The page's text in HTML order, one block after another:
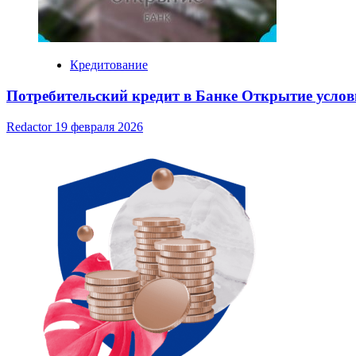
Кредитование
Потребительский кредит в Банке Открытие
Redactor 19 февраля 2026